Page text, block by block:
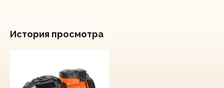
История просмотра